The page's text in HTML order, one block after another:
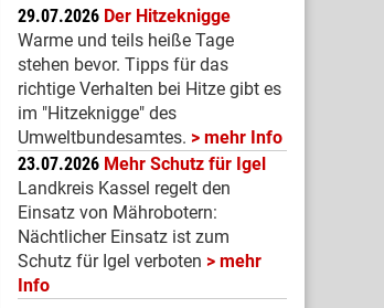
29.07.2026 Der Hitzeknigge
Warme und teils heiße Tage
stehen bevor. Tipps für das
richtige Verhalten bei Hitze gibt es
im "Hitzeknigge" des
Umweltbundesamtes.
mehr Info
23.07.2026 Mehr Schutz für Igel
Landkreis Kassel regelt den
Einsatz von Mährobotern:
Nächtlicher Einsatz ist zum
Schutz für Igel verboten
mehr
Info